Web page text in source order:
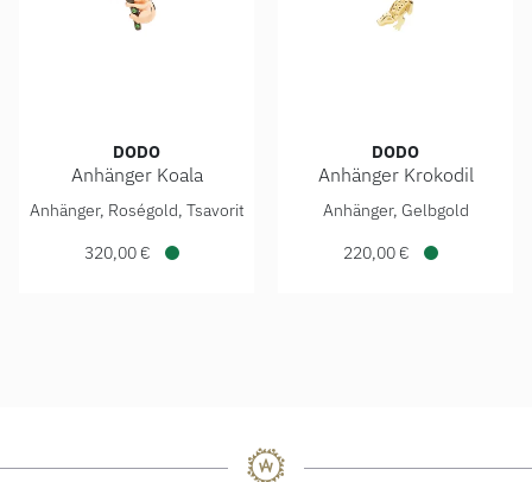
DODO
Anhänger Koala
DoDo Anhänger Koala, Ref: DMC6012-KOALA-0TZ9R,
Anhänger, Roségold, Tsavorit
320,00 €
DODO
Anhänger Krokodil
DoDo Anhänger Krokodil,
Anhänger, Gelbgold
220,00 €